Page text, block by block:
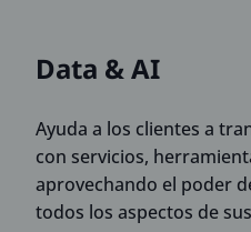
Data & AI
Ayuda a los clientes a
con servicios,
aprovechando el poder
todos los aspectos de